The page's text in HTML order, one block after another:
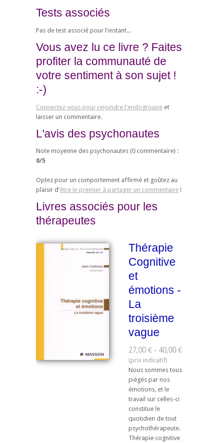
Tests associés
Pas de test associé pour l'instant...
Vous avez lu ce livre ? Faites
profiter la communauté de
votre sentiment à son sujet !
:-)
Connectez-vous pour rejoindre l'endogroupe et
laisser un commentaire.
L'avis des psychonautes
Note moyenne des psychonautes (0 commentaire) :
0/5
Optez pour un comportement affirmé et goûtez au
plaisir d'être le premier à partager un commentaire !
Livres associés pour les
thérapeutes
Thérapie
Cognitive
et
émotions -
La
troisième
vague
27,00 € - 40,00 €
Nous sommes tous
piégés par nos
émotions, et le
travail sur celles-ci
constitue le
quotidien de tout
psychothérapeute.
Thérapie cognitive